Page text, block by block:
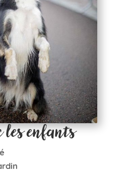
les enfants